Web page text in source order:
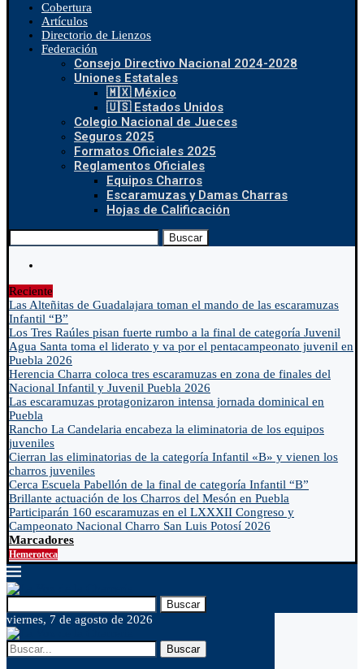
Cobertura
Artículos
Directorio de Lienzos
Federación
Consejo Directivo Nacional 2024-2028
Uniones Estatales
🇲🇽 México
🇺🇸 Estados Unidos
Colegio Nacional de Jueces
Seguros 2025
Formatos Oficiales 2025
Reglamentos Oficiales
Equipos Charros
Escaramuzas y Damas Charras
Hojas de Calificación
Buscar
Reciente
Las Alteñitas de Guadalajara toman el mando de las escaramuzas
Infantil “B”
Los Tres Raúles pisan fuerte rumbo a la final de categoría Juvenil
Agua Santa toma el liderato y va por el pentacampeonato juvenil en
Puebla 2026
Herencia Charra coloca tres escaramuzas en zona de finales del
Nacional Infantil y Juvenil Puebla 2026
Las escaramuzas protagonizaron intensa jornada dominical en
Puebla
Rancho La Candelaria encabeza la eliminatoria de los equipos
juveniles
Cierran las eliminatorias de la categoría Infantil «B» y vienen los
charros juveniles
Cerca Escuela Pabellón de la final de categoría Infantil “B”
Brillante actuación de los Charros del Mesón en Puebla
Participarán 160 escaramuzas en el LXXXII Congreso y
Campeonato Nacional Charro San Luis Potosí 2026
Marcadores
Hemeroteca
Buscar
viernes, 7 de agosto de 2026
Buscar